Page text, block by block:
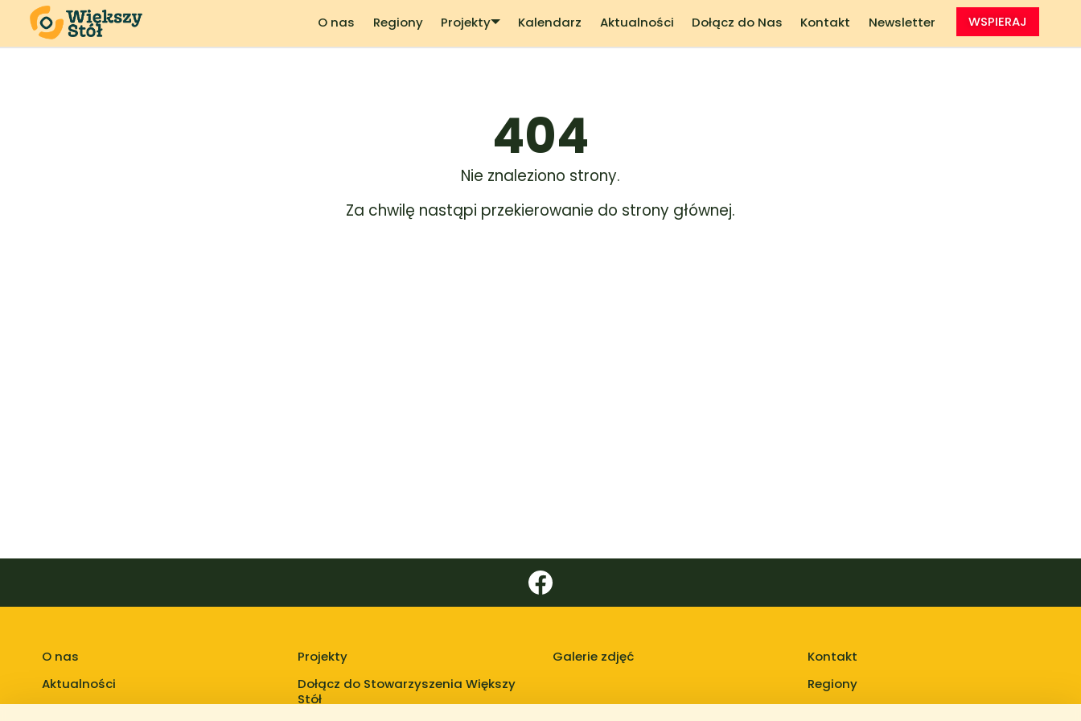
O nas Regiony Projekty Kalendarz Aktualności Dołącz do Nas Kontakt Newsletter WSPIERAJ
404
Nie znaleziono strony.
Za chwilę nastąpi przekierowanie do strony głównej.
O nas
Aktualności
Projekty
Dołącz do Stowarzyszenia Większy
Stół
Galerie zdjęć
Kontakt
Regiony